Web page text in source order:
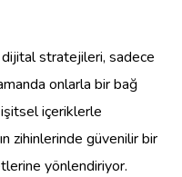
stratejileri, sadece
onlarla bir bağ
işitsel içeriklerle
zihinlerinde güvenilir bir
yönlendiriyor.